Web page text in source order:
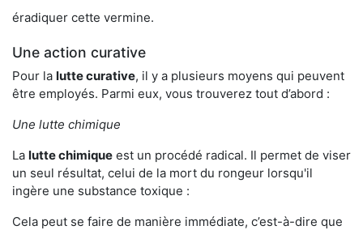
éradiquer cette vermine.
Une action curative
Pour la lutte curative, il y a plusieurs moyens qui peuvent
être employés. Parmi eux, vous trouverez tout d’abord :
Une lutte chimique
La lutte chimique est un procédé radical. Il permet de viser
un seul résultat, celui de la mort du rongeur lorsqu'il
ingère une substance toxique :
Cela peut se faire de manière immédiate, c’est-à-dire que